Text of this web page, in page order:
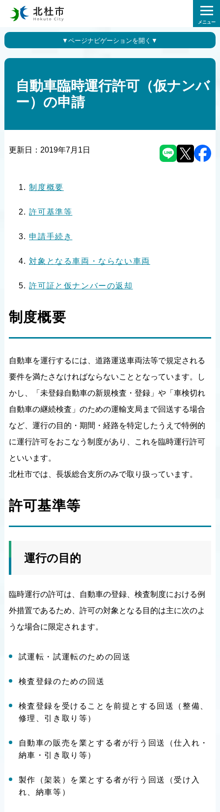
メニュー
自動車臨時運行許可（仮ナンバ
ー）の申請
更新日： 2019年7月1日
制度概要
許可基準等
申請手続き
対象となる車両・ならない車両
許可証と仮ナンバーの返却
制度概要
自動車を運行するには、道路運送車両法等で規定される
要件を満たさなければならないこととなっています。し
かし、「未登録自動車の新規検査・登録」や「車検切れ
自動車の継続検査」のための運輸支局まで回送する場合
など、運行の目的・期間・経路を特定したうえで特例的
に運行許可をおこなう制度があり、これを臨時運行許可
といいます。
北杜市では、長坂総合支所のみで取り扱っています。
許可基準等
運行の目的
臨時運行の許可は、自動車の登録、検査制度における例
外措置であるため、許可の対象となる目的は主に次のよ
うな場合に限定されます。
試運転・試運転のための回送
検査登録のための回送
検査登録を受けることを前提とする回送（整備、
修理、引き取り等）
自動車の販売を業とする者が行う回送（仕入れ・
納車・引き取り等）
製作（架装）を業とする者が行う回送（受け入
れ、納車等）